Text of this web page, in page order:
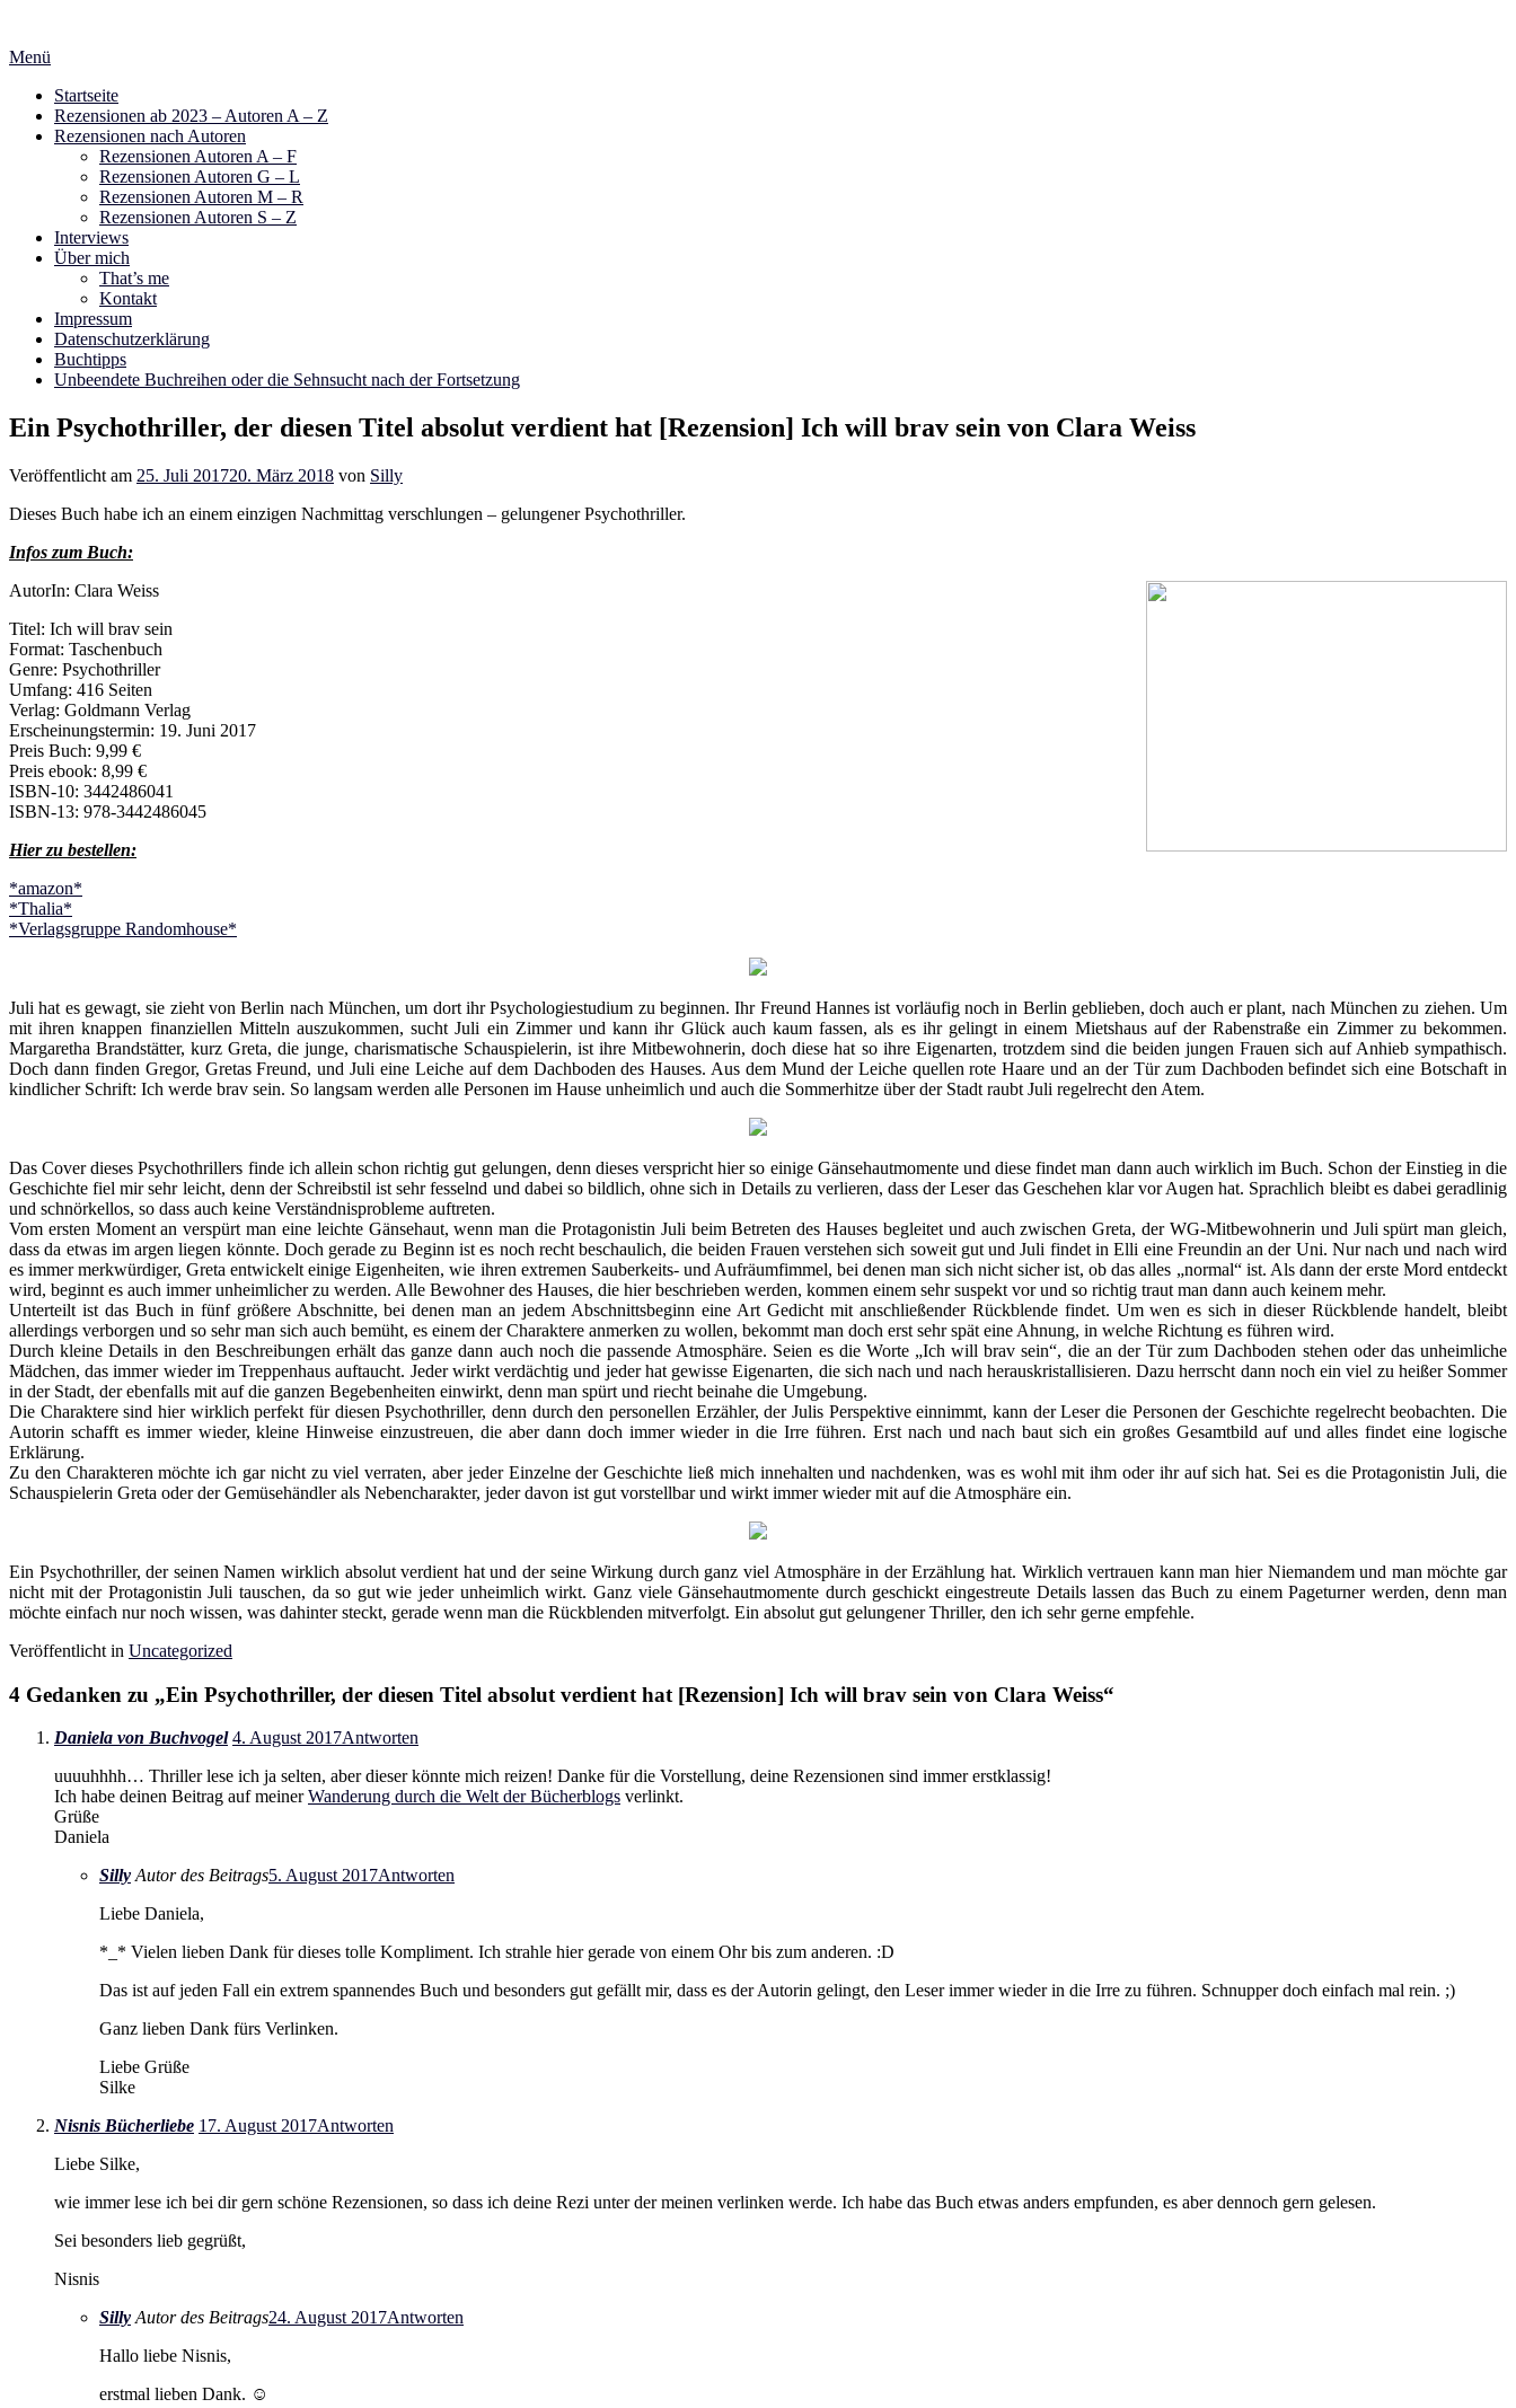
springen
Menü
Startseite
Rezensionen ab 2023 – Autoren A – Z
Rezensionen nach Autoren
Rezensionen Autoren A – F
Rezensionen Autoren G – L
Rezensionen Autoren M – R
Rezensionen Autoren S – Z
Interviews
Über mich
That’s me
Kontakt
Impressum
Datenschutzerklärung
Buchtipps
Unbeendete Buchreihen oder die Sehnsucht nach der Fortsetzung
Ein Psychothriller, der diesen Titel absolut verdient hat [Rezension] Ich will brav sein von Clara Weiss
Veröffentlicht am 25. Juli 201720. März 2018 von Silly
Dieses Buch habe ich an einem einzigen Nachmittag verschlungen – gelungener Psychothriller.
Infos zum Buch:
AutorIn: Clara Weiss
Titel: Ich will brav sein
Format: Taschenbuch
Genre: Psychothriller
Umfang: 416 Seiten
Verlag: Goldmann Verlag
Erscheinungstermin: 19. Juni 2017
Preis Buch: 9,99 €
Preis ebook: 8,99 €
ISBN-10: 3442486041
ISBN-13: 978-3442486045
Hier zu bestellen:
*amazon*
*Thalia*
*Verlagsgruppe Randomhouse*
Juli hat es gewagt, sie zieht von Berlin nach München, um dort ihr Psychologiestudium zu beginnen. Ihr Freund Hannes ist vorläufig noch in Berlin geblieben, doch auch er plant, nach München zu ziehen. Um
mit ihren knappen finanziellen Mitteln auszukommen, sucht Juli ein Zimmer und kann ihr Glück auch kaum fassen, als es ihr gelingt in einem Mietshaus auf der Rabenstraße ein Zimmer zu bekommen.
Margaretha Brandstätter, kurz Greta, die junge, charismatische Schauspielerin, ist ihre Mitbewohnerin, doch diese hat so ihre Eigenarten, trotzdem sind die beiden jungen Frauen sich auf Anhieb sympathisch.
Doch dann finden Gregor, Gretas Freund, und Juli eine Leiche auf dem Dachboden des Hauses. Aus dem Mund der Leiche quellen rote Haare und an der Tür zum Dachboden befindet sich eine Botschaft in
kindlicher Schrift: Ich werde brav sein. So langsam werden alle Personen im Hause unheimlich und auch die Sommerhitze über der Stadt raubt Juli regelrecht den Atem.
Das Cover dieses Psychothrillers finde ich allein schon richtig gut gelungen, denn dieses verspricht hier so einige Gänsehautmomente und diese findet man dann auch wirklich im Buch. Schon der Einstieg in die
Geschichte fiel mir sehr leicht, denn der Schreibstil ist sehr fesselnd und dabei so bildlich, ohne sich in Details zu verlieren, dass der Leser das Geschehen klar vor Augen hat. Sprachlich bleibt es dabei geradlinig
und schnörkellos, so dass auch keine Verständnisprobleme auftreten.
Vom ersten Moment an verspürt man eine leichte Gänsehaut, wenn man die Protagonistin Juli beim Betreten des Hauses begleitet und auch zwischen Greta, der WG-Mitbewohnerin und Juli spürt man gleich,
dass da etwas im argen liegen könnte. Doch gerade zu Beginn ist es noch recht beschaulich, die beiden Frauen verstehen sich soweit gut und Juli findet in Elli eine Freundin an der Uni. Nur nach und nach wird
es immer merkwürdiger, Greta entwickelt einige Eigenheiten, wie ihren extremen Sauberkeits- und Aufräumfimmel, bei denen man sich nicht sicher ist, ob das alles „normal“ ist. Als dann der erste Mord entdeckt
wird, beginnt es auch immer unheimlicher zu werden. Alle Bewohner des Hauses, die hier beschrieben werden, kommen einem sehr suspekt vor und so richtig traut man dann auch keinem mehr.
Unterteilt ist das Buch in fünf größere Abschnitte, bei denen man an jedem Abschnittsbeginn eine Art Gedicht mit anschließender Rückblende findet. Um wen es sich in dieser Rückblende handelt, bleibt
allerdings verborgen und so sehr man sich auch bemüht, es einem der Charaktere anmerken zu wollen, bekommt man doch erst sehr spät eine Ahnung, in welche Richtung es führen wird.
Durch kleine Details in den Beschreibungen erhält das ganze dann auch noch die passende Atmosphäre. Seien es die Worte „Ich will brav sein“, die an der Tür zum Dachboden stehen oder das unheimliche
Mädchen, das immer wieder im Treppenhaus auftaucht. Jeder wirkt verdächtig und jeder hat gewisse Eigenarten, die sich nach und nach herauskristallisieren. Dazu herrscht dann noch ein viel zu heißer Sommer
in der Stadt, der ebenfalls mit auf die ganzen Begebenheiten einwirkt, denn man spürt und riecht beinahe die Umgebung.
Die Charaktere sind hier wirklich perfekt für diesen Psychothriller, denn durch den personellen Erzähler, der Julis Perspektive einnimmt, kann der Leser die Personen der Geschichte regelrecht beobachten. Die
Autorin schafft es immer wieder, kleine Hinweise einzustreuen, die aber dann doch immer wieder in die Irre führen. Erst nach und nach baut sich ein großes Gesamtbild auf und alles findet eine logische
Erklärung.
Zu den Charakteren möchte ich gar nicht zu viel verraten, aber jeder Einzelne der Geschichte ließ mich innehalten und nachdenken, was es wohl mit ihm oder ihr auf sich hat. Sei es die Protagonistin Juli, die
Schauspielerin Greta oder der Gemüsehändler als Nebencharakter, jeder davon ist gut vorstellbar und wirkt immer wieder mit auf die Atmosphäre ein.
Ein Psychothriller, der seinen Namen wirklich absolut verdient hat und der seine Wirkung durch ganz viel Atmosphäre in der Erzählung hat. Wirklich vertrauen kann man hier Niemandem und man möchte gar
nicht mit der Protagonistin Juli tauschen, da so gut wie jeder unheimlich wirkt. Ganz viele Gänsehautmomente durch geschickt eingestreute Details lassen das Buch zu einem Pageturner werden, denn man
möchte einfach nur noch wissen, was dahinter steckt, gerade wenn man die Rückblenden mitverfolgt. Ein absolut gut gelungener Thriller, den ich sehr gerne empfehle.
Veröffentlicht in Uncategorized
4 Gedanken zu „Ein Psychothriller, der diesen Titel absolut verdient hat [Rezension] Ich will brav sein von Clara Weiss“
Daniela von Buchvogel 4. August 2017Antworten
uuuuhhhh… Thriller lese ich ja selten, aber dieser könnte mich reizen! Danke für die Vorstellung, deine Rezensionen sind immer erstklassig!
Ich habe deinen Beitrag auf meinerWanderung durch die Welt der Bücherblogs verlinkt.
Grüße
Daniela
Silly Autor des Beitrags5. August 2017Antworten
Liebe Daniela,
*_* Vielen lieben Dank für dieses tolle Kompliment. Ich strahle hier gerade von einem Ohr bis zum anderen. :D
Das ist auf jeden Fall ein extrem spannendes Buch und besonders gut gefällt mir, dass es der Autorin gelingt, den Leser immer wieder in die Irre zu führen. Schnupper doch einfach mal rein. ;)
Ganz lieben Dank fürs Verlinken.
Liebe Grüße
Silke
Nisnis Bücherliebe 17. August 2017Antworten
Liebe Silke,
wie immer lese ich bei dir gern schöne Rezensionen, so dass ich deine Rezi unter der meinen verlinken werde. Ich habe das Buch etwas anders empfunden, es aber dennoch gern gelesen.
Sei besonders lieb gegrüßt,
Nisnis
Silly Autor des Beitrags24. August 2017Antworten
Hallo liebe Nisnis,
erstmal lieben Dank. ☺